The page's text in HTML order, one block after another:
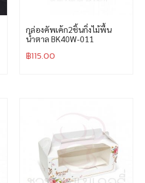
กล่องคัพเค้ก2ชิ้นกิ่งไม้พื้น
น้ำตาล BK40W-011
฿115.00